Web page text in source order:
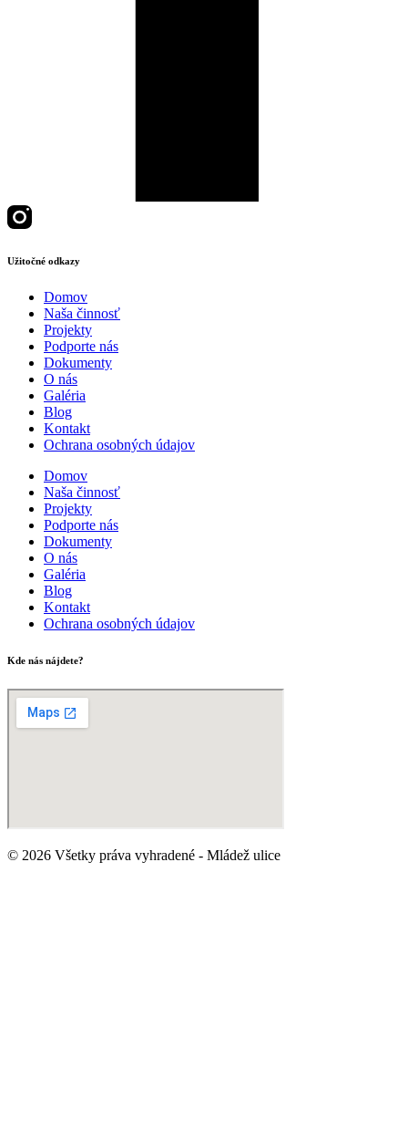
Užitočné odkazy
Domov
Naša činnosť
Projekty
Podporte nás
Dokumenty
O nás
Galéria
Blog
Kontakt
Ochrana osobných údajov
Domov
Naša činnosť
Projekty
Podporte nás
Dokumenty
O nás
Galéria
Blog
Kontakt
Ochrana osobných údajov
Kde nás nájdete?
© 2026 Všetky práva vyhradené - Mládež ulice